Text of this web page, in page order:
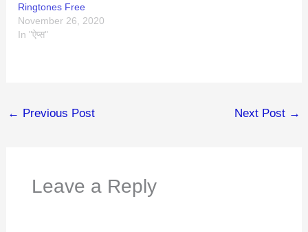
Ringtones Free
November 26, 2020
In "ऐप्स"
← Previous Post Next Post →
Leave a Reply